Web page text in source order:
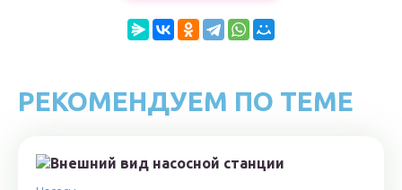
РЕКОМЕНДУЕМ ПО ТЕМЕ